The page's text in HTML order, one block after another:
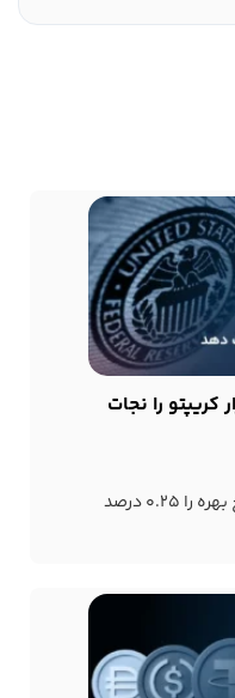
را نجات
فدرال رزرو آمریکا مطابق انتظار، نرخ بهره را ۰.۲۵ درصد